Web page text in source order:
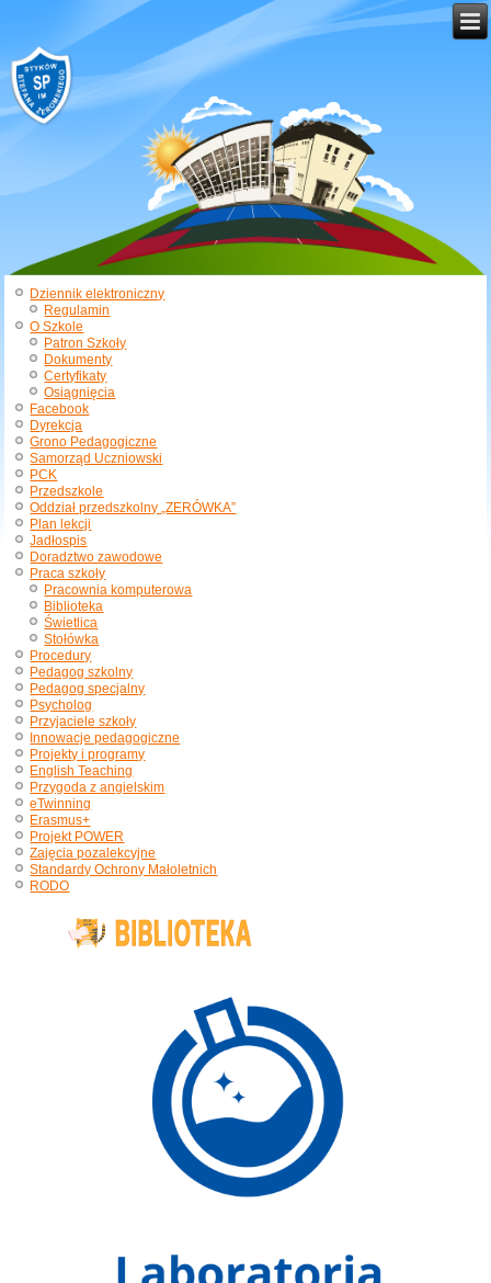
Dziennik elektroniczny
Regulamin
O Szkole
Patron Szkoły
Dokumenty
Certyfikaty
Osiągnięcia
Facebook
Dyrekcja
Grono Pedagogiczne
Samorząd Uczniowski
PCK
Przedszkole
Oddział przedszkolny „ZERÓWKA”
Plan lekcji
Jadłospis
Doradztwo zawodowe
Praca szkoły
Pracownia komputerowa
Biblioteka
Świetlica
Stołówka
Procedury
Pedagog szkolny
Pedagog specjalny
Psycholog
Przyjaciele szkoły
Innowacje pedagogiczne
Projekty i programy
English Teaching
Przygoda z angielskim
eTwinning
Erasmus+
Projekt POWER
Zajęcia pozalekcyjne
Standardy Ochrony Małoletnich
RODO